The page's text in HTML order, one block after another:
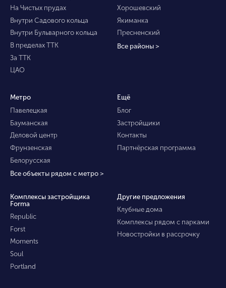
На Чистых прудах
Внутри Садового кольца
Внутри Бульварного кольца
В пределах ТТК
За ТТК
ЦАО
Хорошевский
Якиманка
Пресненский
Все районы >
Метро
Павелецкая
Бауманская
Деловой центр
Фрунзенская
Белорусская
Все объекты рядом с метро >
Ещё
Блог
Застройщики
Контакты
Партнёрская программа
Комплексы застройщика
Forma
Republic
Forst
Moments
Soul
Portland
Другие предложения
Клубные дома
Комплексы рядом с парками
Новостройки в рассрочку